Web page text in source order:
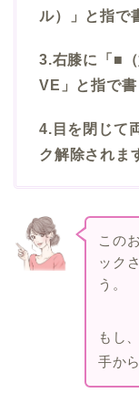
ル）」と指で
3.右膝に「■
VE」と指で書
4.目を閉じて
ク解除されま
この
ック
う。
もし
手か